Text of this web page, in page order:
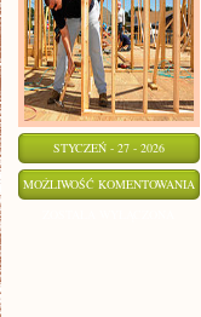
STYCZEŃ - 27 - 2026
MOŻLIWOŚĆ KOMENTOWANIA